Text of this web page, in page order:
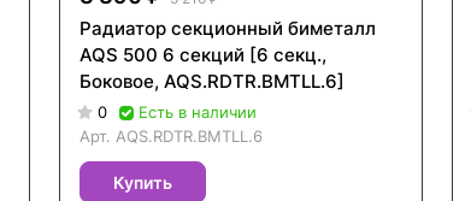
Радиатор секционный биметалл
AQS 500 6 секций [6 секц.,
Боковое, AQS.RDTR.BMTLL.6]
0
Есть в наличии
Арт. AQS.RDTR.BMTLL.6
Купить